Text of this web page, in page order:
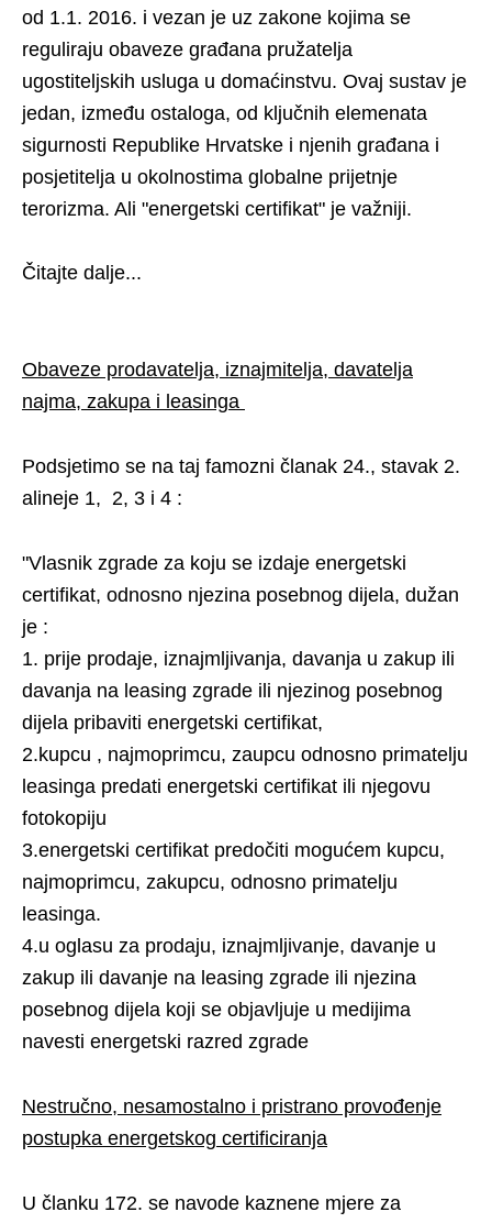
od 1.1. 2016. i vezan je uz zakone kojima se
reguliraju obaveze građana pružatelja
ugostiteljskih usluga u domaćinstvu. Ovaj sustav je
jedan, između ostaloga, od ključnih elemenata
sigurnosti Republike Hrvatske i njenih građana i
posjetitelja u okolnostima globalne prijetnje
terorizma. Ali "energetski certifikat" je važniji.
Čitajte dalje...
Obaveze prodavatelja, iznajmitelja, davatelja
najma, zakupa i leasinga
Podsjetimo se na taj famozni članak 24., stavak 2.
alineje 1, 2, 3 i 4 :
"Vlasnik zgrade za koju se izdaje energetski
certifikat, odnosno njezina posebnog dijela, dužan
je :
1. prije prodaje, iznajmljivanja, davanja u zakup ili
davanja na leasing zgrade ili njezinog posebnog
dijela pribaviti energetski certifikat,
2.kupcu , najmoprimcu, zaupcu odnosno primatelju
leasinga predati energetski certifikat ili njegovu
fotokopiju
3.energetski certifikat predočiti mogućem kupcu,
najmoprimcu, zakupcu, odnosno primatelju
leasinga.
4.u oglasu za prodaju, iznajmljivanje, davanje u
zakup ili davanje na leasing zgrade ili njezina
posebnog dijela koji se objavljuje u medijima
navesti energetski razred zgrade
Nestručno, nesamostalno i pristrano provođenje
postupka energetskog certificiranja
U članku 172. se navode kaznene mjere za